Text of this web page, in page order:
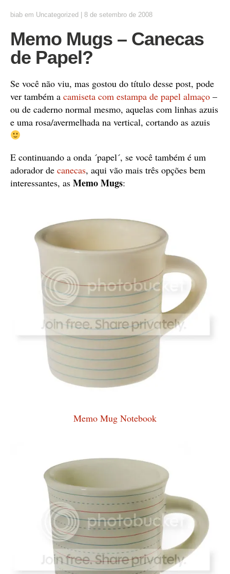
biab em Uncategorized 8 de setembro de 2008
Memo Mugs – Canecas
de Papel?
Se você não viu, mas gostou do título desse post, pode
ver também a camiseta com estampa de papel almaço –
ou de caderno normal mesmo, aquelas com linhas azuis
e uma rosa/avermelhada na vertical, cortando as azuis
E continuando a onda ´papel´, se você também é um
adorador de canecas, aqui vão mais três opções bem
interessantes, as Memo Mugs:
Memo Mug Notebook